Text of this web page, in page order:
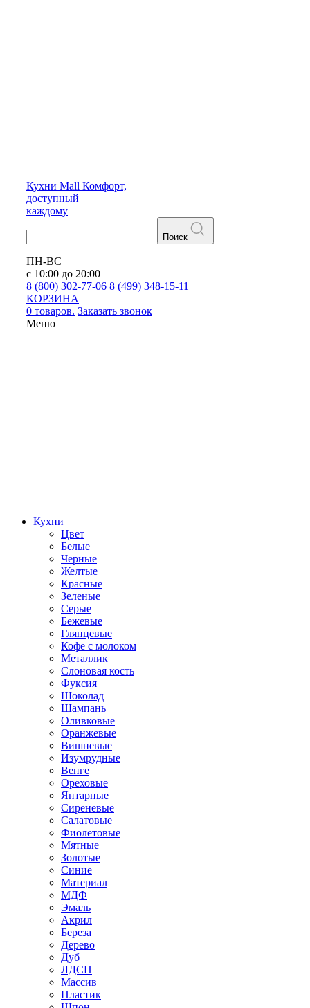
Кухни Mall Комфорт,
доступный
каждому
Поиск
ПН-ВС
с 10:00 до 20:00
8 (800) 302-77-06 8 (499) 348-15-11
КОРЗИНА
0 товаров. Заказать звонок
Меню
Кухни
Цвет
Белые
Черные
Желтые
Красные
Зеленые
Серые
Бежевые
Глянцевые
Кофе с молоком
Металлик
Слоновая кость
Фуксия
Шоколад
Шампань
Оливковые
Оранжевые
Вишневые
Изумрудные
Венге
Ореховые
Янтарные
Сиреневые
Салатовые
Фиолетовые
Мятные
Золотые
Синие
Материал
МДФ
Эмаль
Акрил
Береза
Дерево
Дуб
ЛДСП
Массив
Пластик